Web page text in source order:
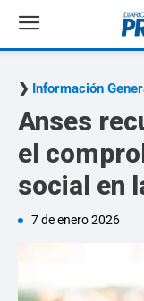
Información
Anses
el
social en
7 de enero 2026